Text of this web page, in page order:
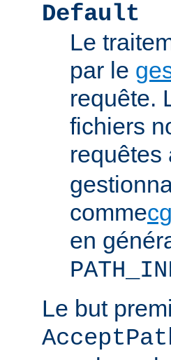
Default
Le
par le
requête.
fichiers
requêtes
comme
en
Le but